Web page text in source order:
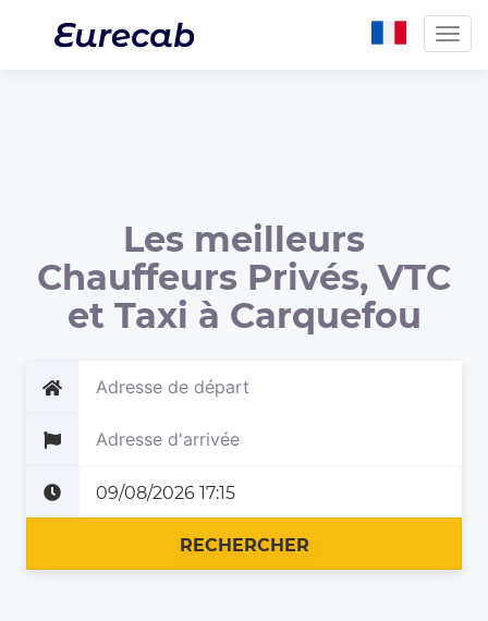
Les meilleurs
Chauffeurs Privés, VTC
et Taxi à Carquefou
RECHERCHER